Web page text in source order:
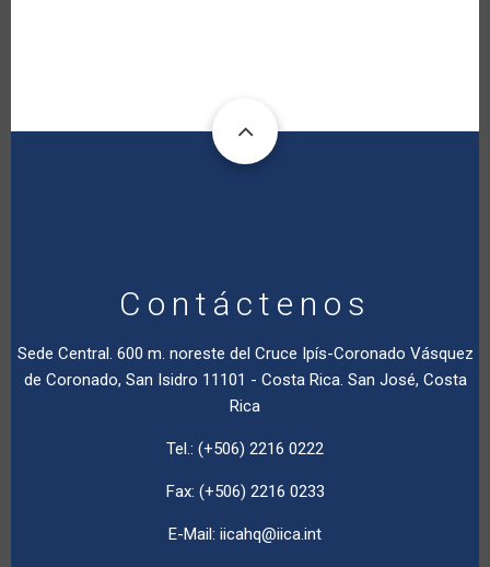
Contáctenos
Sede Central. 600 m. noreste del Cruce Ipís-Coronado Vásquez
de Coronado, San Isidro 11101 - Costa Rica. San José, Costa
Rica
Tel.: (+506) 2216 0222
Fax: (+506) 2216 0233
E-Mail: iicahq@iica.int